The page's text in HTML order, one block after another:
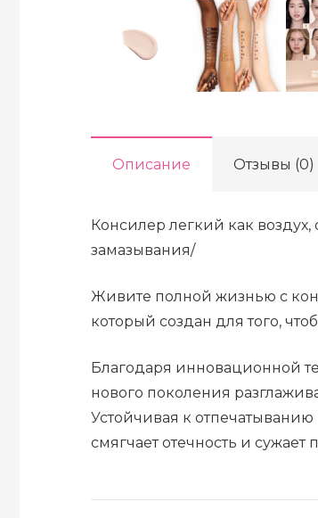
Описание Отзывы (0)
Консилер легкий как
замазывания/
Живите полной жизнью с
который создан для того,
Благодаря инновационной
нового поколения
Устойчивая к
смягчает отечность и